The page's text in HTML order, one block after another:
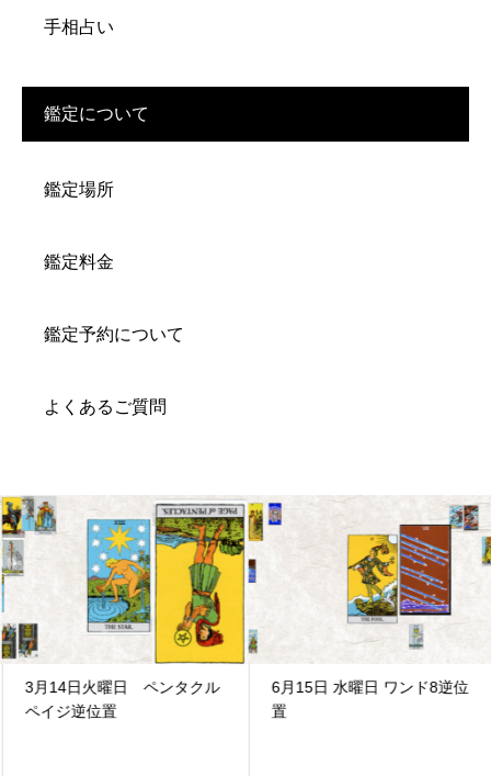
手相占い
鑑定について
鑑定場所
鑑定料金
鑑定予約について
よくあるご質問
3月14日火曜日 ペンタクル
ペイジ逆位置
6月15日 水曜日 ワンド8逆位
置